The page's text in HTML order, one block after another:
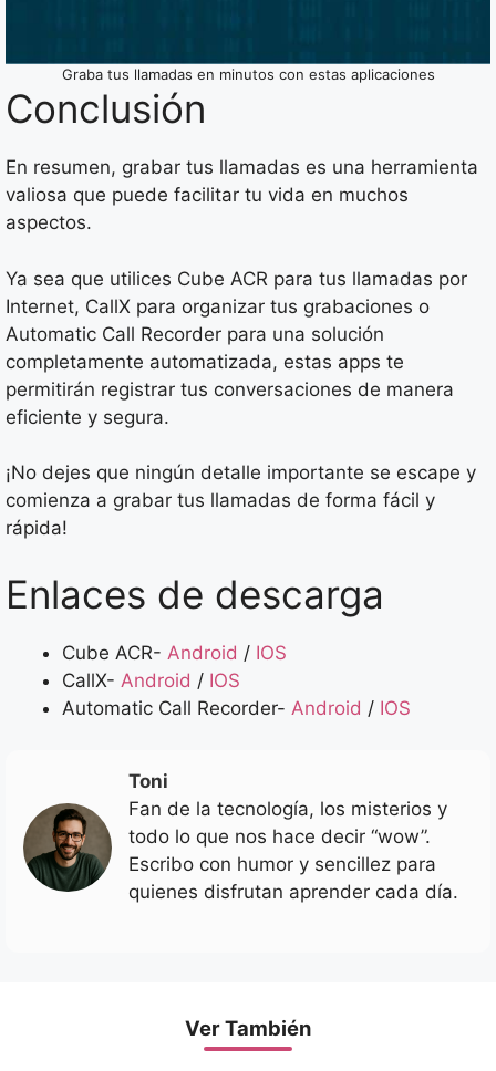
Graba tus llamadas en minutos con estas aplicaciones
Conclusión
En resumen, grabar tus llamadas es una herramienta
valiosa que puede facilitar tu vida en muchos
aspectos.
Ya sea que utilices Cube ACR para tus llamadas por
Internet, CallX para organizar tus grabaciones o
Automatic Call Recorder para una solución
completamente automatizada, estas apps te
permitirán registrar tus conversaciones de manera
eficiente y segura.
¡No dejes que ningún detalle importante se escape y
comienza a grabar tus llamadas de forma fácil y
rápida!
Enlaces de descarga
Cube ACR- Android / IOS
CallX- Android / IOS
Automatic Call Recorder- Android / IOS
Toni
Fan de la tecnología, los misterios y
todo lo que nos hace decir “wow”.
Escribo con humor y sencillez para
quienes disfrutan aprender cada día.
Ver También